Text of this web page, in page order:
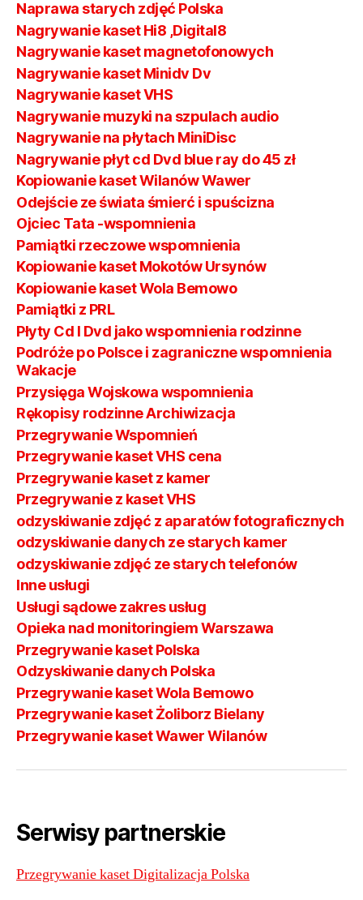
Naprawa starych zdjęć Polska
Nagrywanie kaset Hi8 ,Digital8
Nagrywanie kaset magnetofonowych
Nagrywanie kaset Minidv Dv
Nagrywanie kaset VHS
Nagrywanie muzyki na szpulach audio
Nagrywanie na płytach MiniDisc
Nagrywanie płyt cd Dvd blue ray do 45 zł
Kopiowanie kaset Wilanów Wawer
Odejście ze świata śmierć i spuścizna
Ojciec Tata -wspomnienia
Pamiątki rzeczowe wspomnienia
Kopiowanie kaset Mokotów Ursynów
Kopiowanie kaset Wola Bemowo
Pamiątki z PRL
Płyty Cd I Dvd jako wspomnienia rodzinne
Podróże po Polsce i zagraniczne wspomnienia
Wakacje
Przysięga Wojskowa wspomnienia
Rękopisy rodzinne Archiwizacja
Przegrywanie Wspomnień
Przegrywanie kaset VHS cena
Przegrywanie kaset z kamer
Przegrywanie z kaset VHS
odzyskiwanie zdjęć z aparatów fotograficznych
odzyskiwanie danych ze starych kamer
odzyskiwanie zdjęć ze starych telefonów
Inne usługi
Usługi sądowe zakres usług
Opieka nad monitoringiem Warszawa
Przegrywanie kaset Polska
Odzyskiwanie danych Polska
Przegrywanie kaset Wola Bemowo
Przegrywanie kaset Żoliborz Bielany
Przegrywanie kaset Wawer Wilanów
Serwisy partnerskie
Przegrywanie kaset Digitalizacja Polska